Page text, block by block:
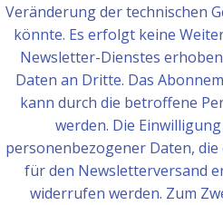
Veränderung der technischen
könnte. Es erfolgt keine
Newsletter-Dienstes
Daten an Dritte. Das
kann durch die betroffene
werden. Die
personenbezogener Daten,
für den Newsletterversand
widerrufen werden. Zum